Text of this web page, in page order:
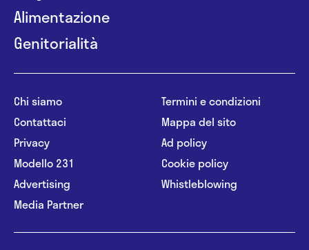
Alimentazione
Genitorialità
Chi siamo
Contattaci
Privacy
Modello 231
Advertising
Media Partner
Termini e condizioni
Mappa del sito
Ad policy
Cookie policy
Whistleblowing